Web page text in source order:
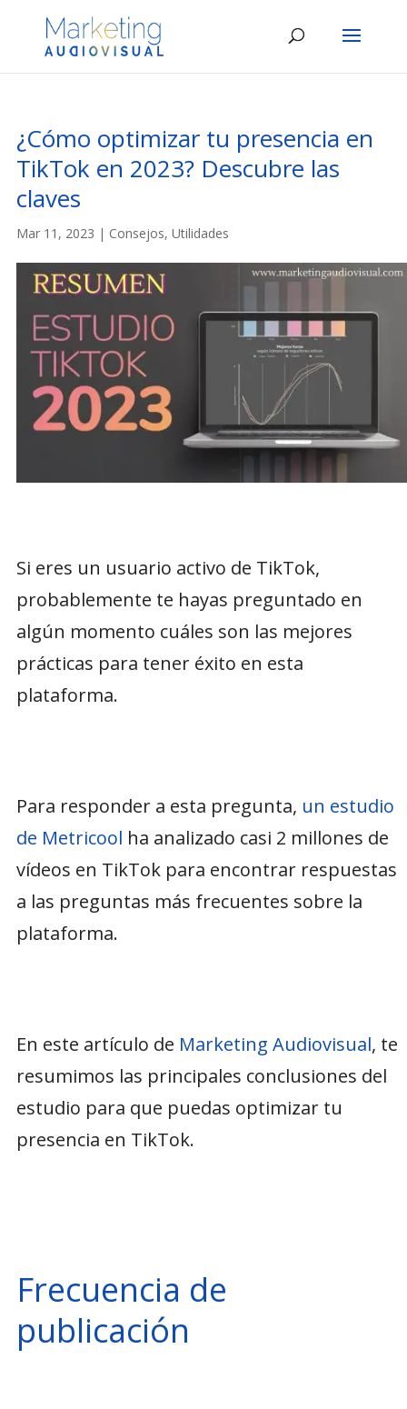
¿Cómo optimizar tu presencia en
TikTok en 2023? Descubre las
claves
Mar 11, 2023 | Consejos, Utilidades
Si eres un usuario activo de TikTok,
probablemente te hayas preguntado en
algún momento cuáles son las mejores
prácticas para tener éxito en esta
plataforma.
Para responder a esta pregunta, un estudio
de Metricool ha analizado casi 2 millones de
vídeos en TikTok para encontrar respuestas
a las preguntas más frecuentes sobre la
plataforma.
En este artículo de Marketing Audiovisual, te
resumimos las principales conclusiones del
estudio para que puedas optimizar tu
presencia en TikTok.
Frecuencia de
publicación